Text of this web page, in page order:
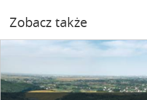
Zobacz także